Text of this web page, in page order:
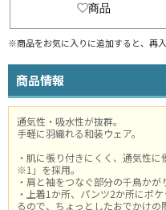
商品
※商品をお気に入りに追加すると、再
商品情報
通気性・吸水性が抜群。
手軽に羽織れる和装ウェア。
・肌に張り付きにくく、通気性
※1」を採用。
・肩と袖をつなぐ部分の千鳥かが
・上着1か所、パンツ2か所にポ
るので、ちょっとしたおでかけの